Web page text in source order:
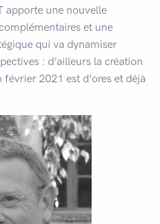
apporte une nouvelle
et une
qui va dynamiser
: d’ailleurs la création
2021 est d’ores et déjà